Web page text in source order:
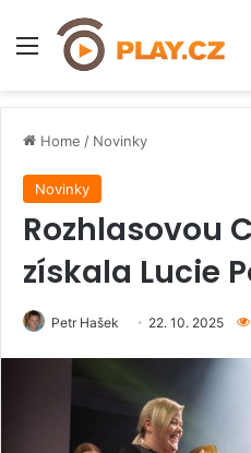
Menu
Home / Novinky
Novinky
Rozhlasovou
získala Lucie
Petr Hašek 22. 10. 2025